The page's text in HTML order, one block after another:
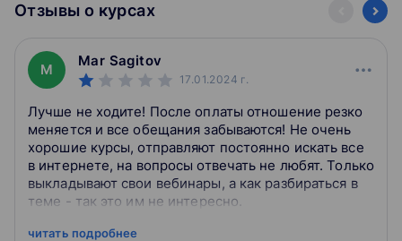
Отзывы о курсах
M
Mar Sagitov
17.01.2024 г.
Лучше не ходите! После оплаты отношение резко
меняется и все обещания забываются! Не очень
хорошие курсы, отправляют постоянно искать все
в интернете, на вопросы отвечать не любят. Только
выкладывают свои вебинары, а как разбираться в
теме - так это им не интересно.
читать подробнее